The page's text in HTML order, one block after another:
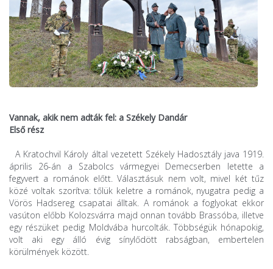
Vannak, akik nem adták fel: a Székely Dandár
Első rész
A Kratochvil Károly által vezetett Székely Hadosztály java 1919.
április 26-án a Szabolcs vármegyei Demecserben letette a
fegyvert a románok előtt. Választásuk nem volt, mivel két tűz
közé voltak szorítva: tőlük keletre a románok, nyugatra pedig a
Vörös Hadsereg csapatai álltak. A románok a foglyokat ekkor
vasúton előbb Kolozsvárra majd onnan tovább Brassóba, illetve
egy részüket pedig Moldvába hurcolták. Többségük hónapokig,
volt aki egy álló évig sínylődött rabságban, embertelen
körülmények között.